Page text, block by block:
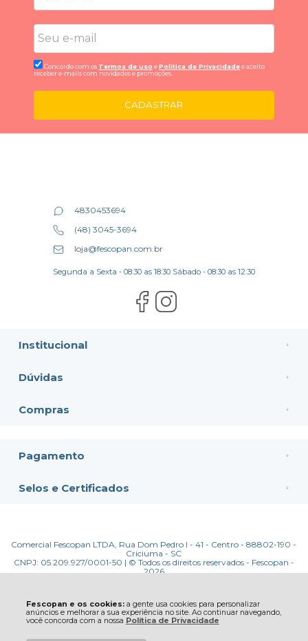
Fescopan e os cookies:a gente usa cookies para personalizar
anúncios e melhorar a sua experiência no site. Ao continuar navegando,
você concorda com a nossa Política de Privacidade
Concordo com os Termos de uso ePolitica de Privacidadee aceito
receber e-mails com novidades e promoções.
CADASTRAR
Institucional
Dúvidas
Compras
4830453694
(48) 3045-3694
loja@fescopan.com.br
Segunda a Sexta - 08:30 as 18:30 Sábado - 08:30 as 12:30
Pagamento
Selos e Certificados
Comercial Fescopan LTDA, Rua Dom Pedro I - 41 - Centro - 88802-190 -
Criciuma - SC
CNPJ: 05.209.927/0001-50 | © Todos os direitos reservados - Fescopan -
2026